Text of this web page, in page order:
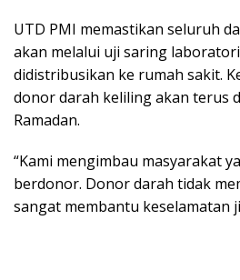
UTD PMI memastikan seluruh
akan melalui uji saring
didistribusikan ke rumah sakit.
donor darah keliling akan terus
Ramadan.
“Kami mengimbau masyarakat
berdonor. Donor darah tidak
sangat membantu keselamatan